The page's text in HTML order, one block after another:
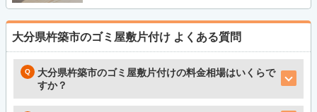
大分県杵築市のゴミ屋敷片付け よくある質問
大分県杵築市のゴミ屋敷片付けの料金相場はいくらで
すか？